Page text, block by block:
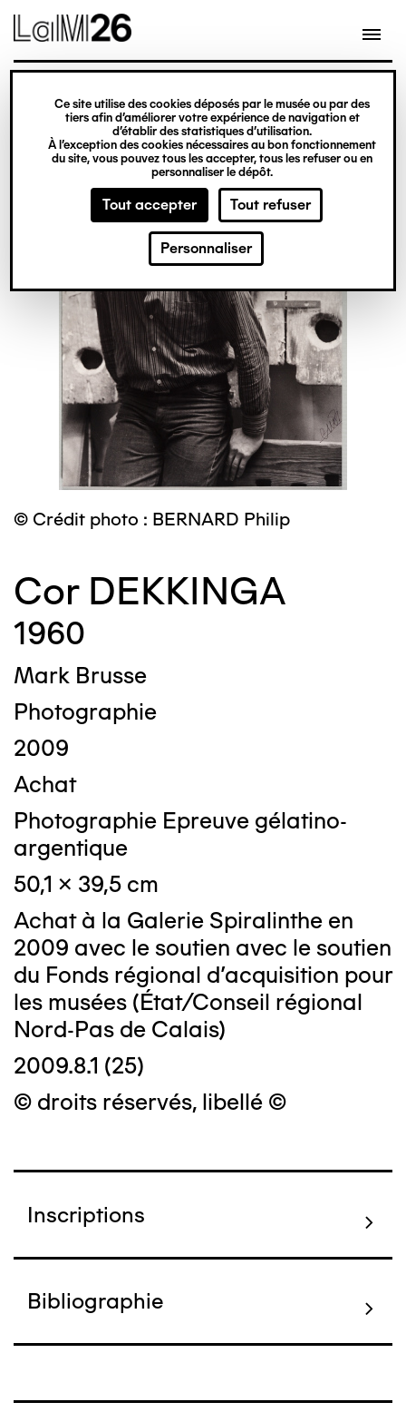
Gestion des cookies
Ce site utilise des cookies déposés par le musée ou par des
tiers afin d’améliorer votre expérience de navigation et
d’établir des statistiques d’utilisation.
À l’exception des cookies nécessaires au bon fonctionnement
du site, vous pouvez tous les accepter, tous les refuser ou en
personnaliser le dépôt.
Tout accepter Tout refuser
Personnaliser
contenu
© Crédit photo : BERNARD Philip
Cor DEKKINGA
1960
Mark Brusse
Photographie
2009
Achat
Photographie Epreuve gélatino-
argentique
50,1 x 39,5 cm
Achat à la Galerie Spiralinthe en
2009 avec le soutien avec le soutien
du Fonds régional d'acquisition pour
les musées (État/Conseil régional
Nord-Pas de Calais)
2009.8.1 (25)
© droits réservés, libellé ©
Inscriptions
Bibliographie